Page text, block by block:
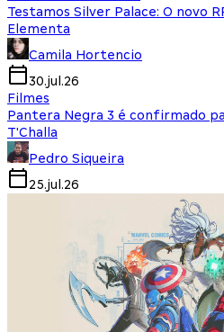
Testamos Silver Palace: O novo
Elementa
Camila Hortencio
30.jul.26
Filmes
Pantera Negra 3 é confirmado
T'Challa
Pedro Siqueira
25.jul.26